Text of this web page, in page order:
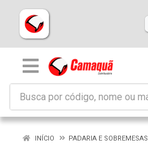
INÍCIO
PADARIA E SOBREMESAS